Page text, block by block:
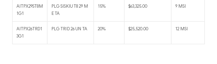
AITPX29ST8M
1G1
PLG SISKIU T8 29 M
E TA
15% $63,325.00 9 MSI
AITPX26TRD1
3G1
PLG TRID 26 UN TA 20% $25,520.00 12 MSI